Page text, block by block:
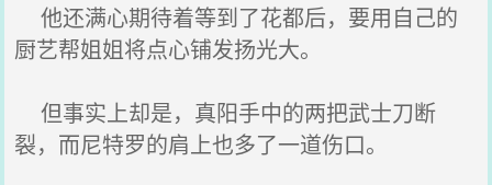
他还满心期待着等到了花都后，要用自己的
厨艺帮姐姐将点心铺发扬光大。
但事实上却是，真阳手中的两把武士刀断
裂，而尼特罗的肩上也多了一道伤口。